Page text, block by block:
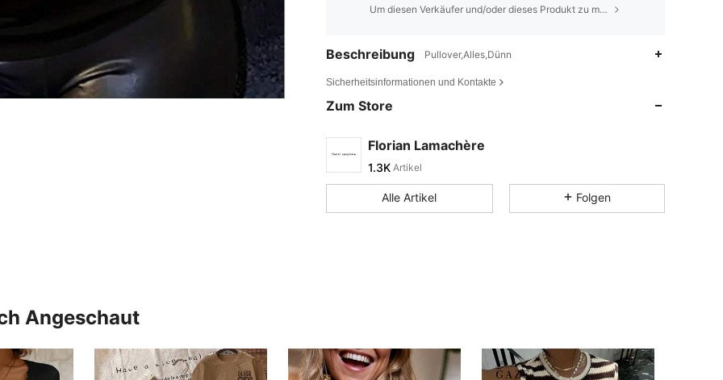
Um diesen Verkäufer und/oder dieses Produkt zu melden
Beschreibung Pullover,Alles,Dünn
Sicherheitsinformationen und Kontakte
Zum Store
Florian Lamachère
1.3K Artikel
Alle Artikel Folgen
Angeschaut